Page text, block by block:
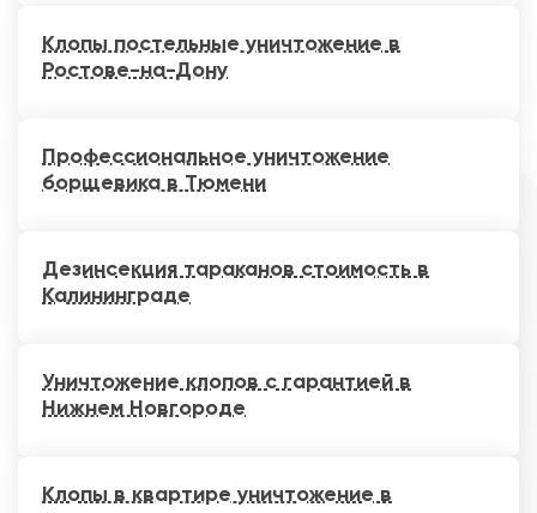
Клопы постельные уничтожение в
Ростове-на-Дону
Профессиональное уничтожение
борщевика в Тюмени
Дезинсекция тараканов стоимость в
Калининграде
Уничтожение клопов с гарантией в
Нижнем Новгороде
Клопы в квартире уничтожение в